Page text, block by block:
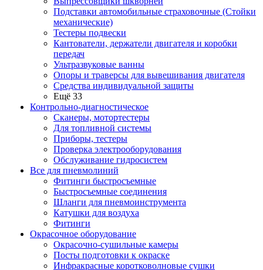
Подставки автомобильные страховочные (Стойки
механические)
Тестеры подвески
Кантователи, держатели двигателя и коробки
передач
Ультразвуковые ванны
Опоры и траверсы для вывешивания двигателя
Средства индивидуальной защиты
Ещё 33
Контрольно-диагностическое
Сканеры, мотортестеры
Для топливной системы
Приборы, тестеры
Проверка электрооборудования
Обслуживание гидросистем
Все для пневмолиний
Фитинги быстросъемные
Быстросъемные соединения
Шланги для пневмоинструмента
Катушки для воздуха
Фитинги
Окрасочное оборудование
Окрасочно-сушильные камеры
Посты подготовки к окраске
Инфракрасные коротковолновые сушки